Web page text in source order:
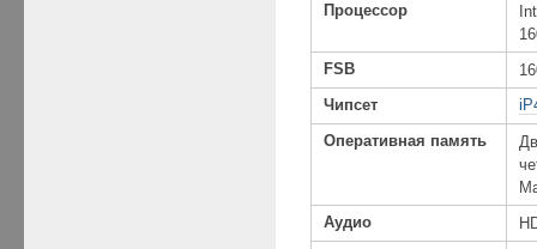
Процессор
FSB
Чипсет
Оперативная память
Аудио